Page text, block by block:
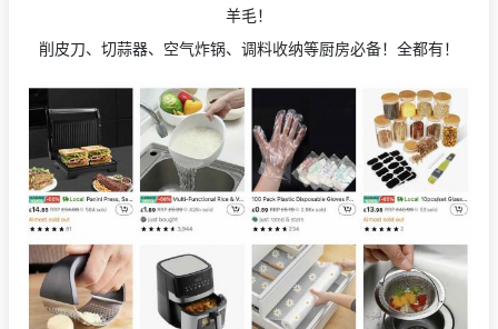
羊毛！
削皮刀、切蒜器、空气炸锅、调料收纳等厨房必备！全都有！